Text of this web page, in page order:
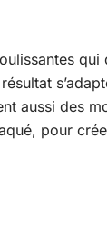
qui
aussi des
pour